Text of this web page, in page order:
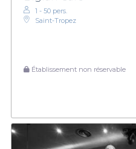
1 - 50 pers.
Saint-Tropez
Établissement non réservable